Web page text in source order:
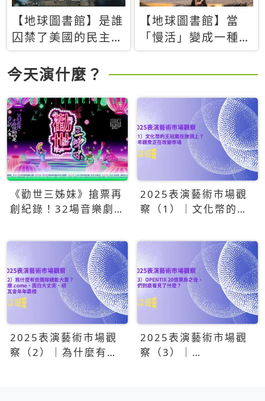
【地球圖書館】是誰
囚禁了美國的民主？
當民主威脅到特權，
經濟學家長達半世紀
的反撲計畫
【地球圖書館】當
「慢活」變成一種商
品：社群時代，資本
主義如何包裝你的休
今天演什麼？
《勸世三姊妹》搶票再
創紀錄！32場音樂劇
2025表演藝術市場觀
察（1）｜文化幣的王
眾正在改變市場
2025表演藝術市場觀
察（2）｜為什麼有些
2025表演藝術市場觀
察（3）｜